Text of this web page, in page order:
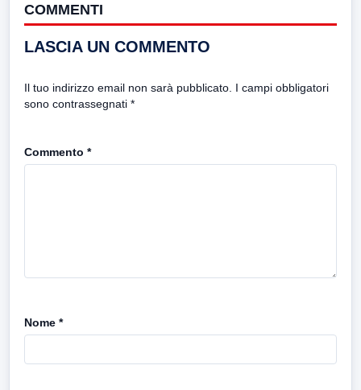
COMMENTI
LASCIA UN COMMENTO
Il tuo indirizzo email non sarà pubblicato. I campi obbligatori
sono contrassegnati *
Commento *
Nome *